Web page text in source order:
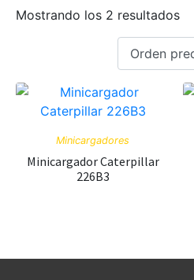
Mostrando los 2 resultados
Minicargadores
Minicargador Caterpillar
226B3